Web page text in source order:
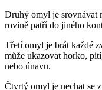
Druhý omyl je srovnávat
rovině patří do jiného
Třetí omyl je brát každé
může ukazovat horko,
nebo únavu.
Čtvrtý omyl je nechat se